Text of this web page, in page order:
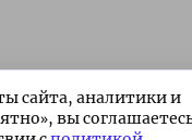
сайта, аналитики и
вы